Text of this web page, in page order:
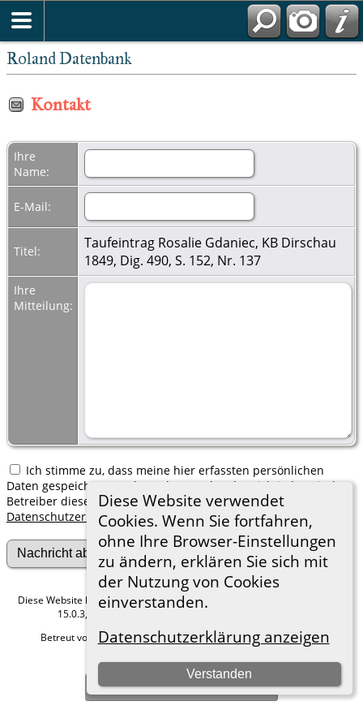
Roland Datenbank
Diese Website verwendet
Cookies. Wenn Sie fortfahren,
ohne Ihre Browser-Einstellungen
zu ändern, erklären Sie sich mit
der Nutzung von Cookies
einverstanden.
Datenschutzerklärung anzeigen
Verstanden
Kontakt
Ihre
Name:
E-Mail:
Titel:
Taufeintrag Rosalie Gdaniec, KB Dirschau
1849, Dig. 490, S. 152, Nr. 137
Ihre
Mitteilung:
Ich stimme zu, dass meine hier erfassten persönlichen
Daten gespeichert werden. Ich verstehe, dass ich jederzeit den
Betreiber dieser Website bitten kann, diese Daten zu löschen.
Datenschutzerklärung
Diese Website läuft mitThe Next Generation of Genealogy Sitebuilding
15.0.3, programmiert von Darrin Lythgoe © 2001-2026.
Betreut von
Roland zu Dortmund e.V.. |Datenschutzerklärung.
Hier geht es zum Impressum
Zur Desktop-Webseite wechseln